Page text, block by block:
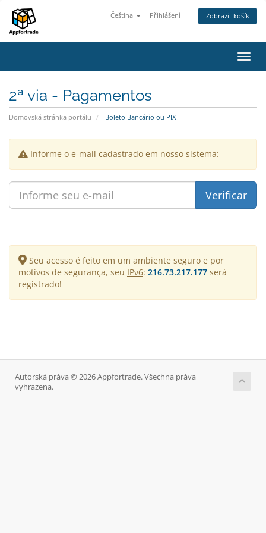
Čeština Přihlášení Zobrazit košík
2ª via - Pagamentos
Domovská stránka portálu Boleto Bancário ou PIX
Informe o e-mail cadastrado em nosso sistema:
Seu acesso é feito em um ambiente seguro e por
motivos de segurança, seu IPv6: 216.73.217.177 será
registrado!
Autorská práva © 2026 Appfortrade. Všechna práva
vyhrazena.